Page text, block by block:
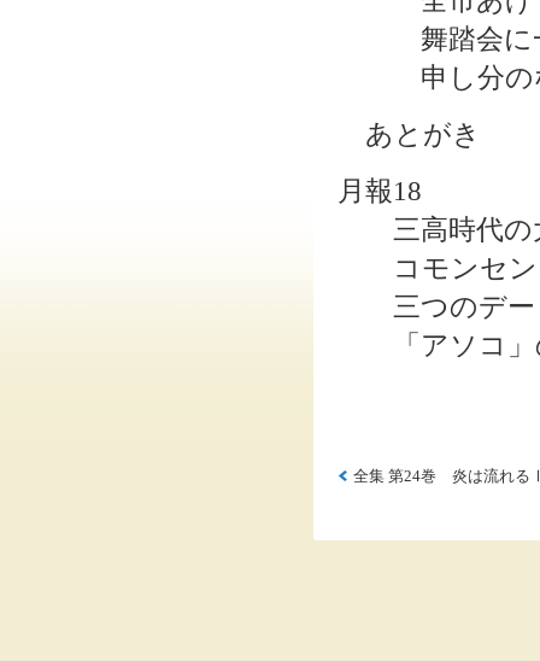
舞踏会に
申し分の
あとがき
月報18
三高時代の
コモンセン
三つのデー
「アソコ」
全集 第24巻 炎は流れる